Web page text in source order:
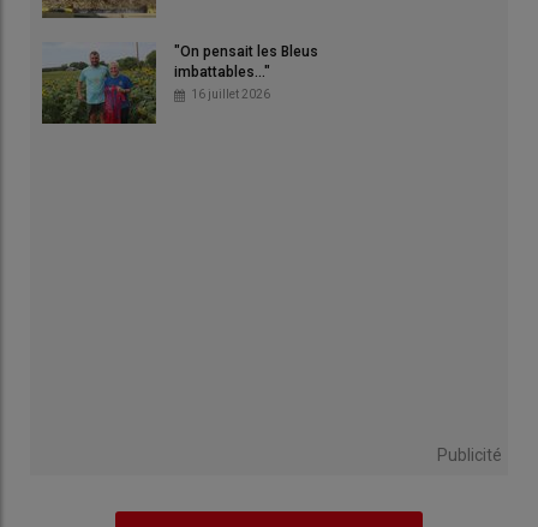
"On pensait les Bleus
imbattables..."
16 juillet 2026
Publicité